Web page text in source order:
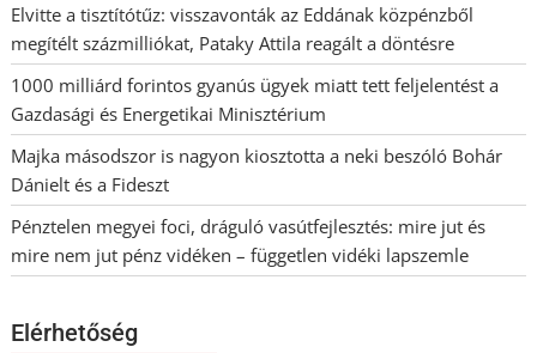
Elvitte a tisztítótűz: visszavonták az Eddának közpénzből
megítélt százmilliókat, Pataky Attila reagált a döntésre
1000 milliárd forintos gyanús ügyek miatt tett feljelentést a
Gazdasági és Energetikai Minisztérium
Majka másodszor is nagyon kiosztotta a neki beszóló Bohár
Dánielt és a Fideszt
Pénztelen megyei foci, dráguló vasútfejlesztés: mire jut és
mire nem jut pénz vidéken – független vidéki lapszemle
Elérhetőség